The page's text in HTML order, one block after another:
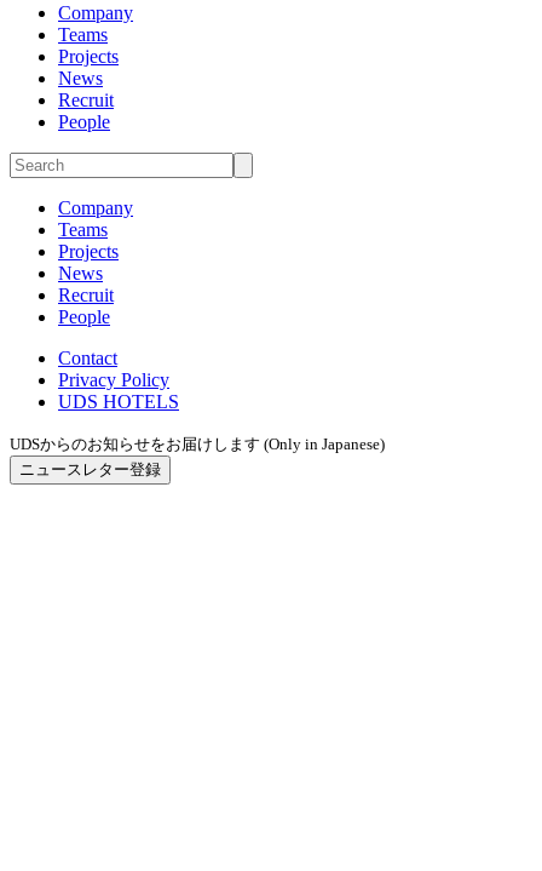
Company
Teams
Projects
News
Recruit
People
Company
Teams
Projects
News
Recruit
People
Contact
Privacy Policy
UDS HOTELS
UDSからのお知らせをお届けします (Only in Japanese)
ニュースレター登録